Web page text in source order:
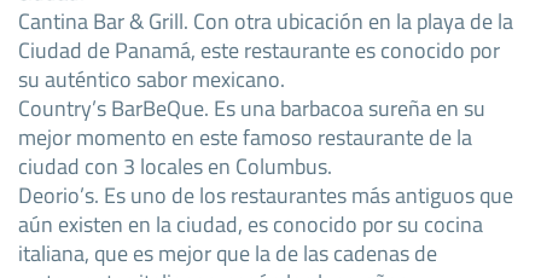
Cantina Bar & Grill. Con otra ubicación en la playa de la
Ciudad de Panamá, este restaurante es conocido por
su auténtico sabor mexicano.
Country’s BarBeQue. Es una barbacoa sureña en su
mejor momento en este famoso restaurante de la
ciudad con 3 locales en Columbus.
Deorio’s. Es uno de los restaurantes más antiguos que
aún existen en la ciudad, es conocido por su cocina
italiana, que es mejor que la de las cadenas de